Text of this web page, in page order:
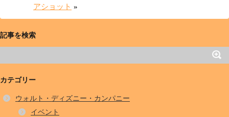
アショット »
記事を検索
カテゴリー
ウォルト・ディズニー・カンパニー
イベント